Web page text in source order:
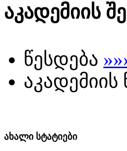
აკადემიის
წესდება
აკადემიის
ახალი სტატიები